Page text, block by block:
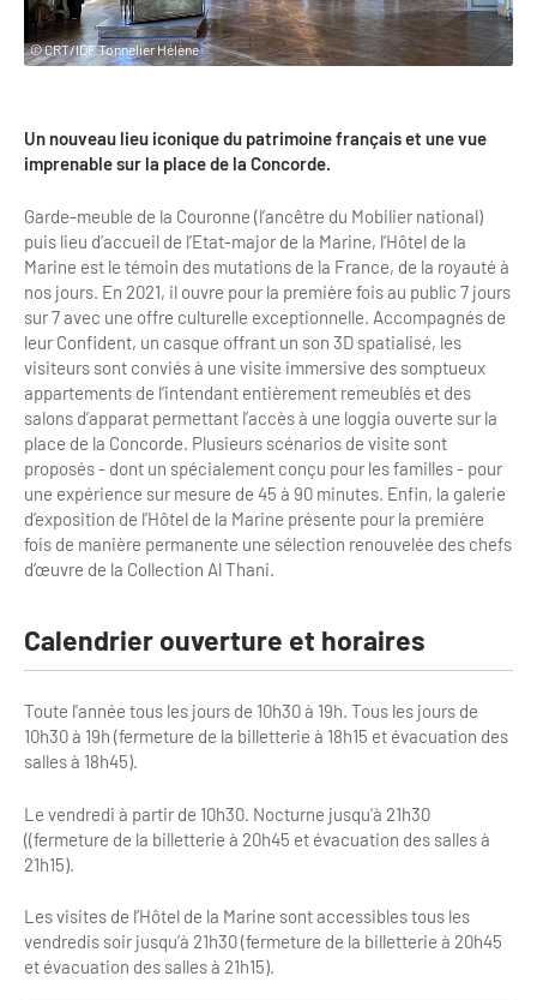
Clientèles lointaines
Clientèles spécifiques
Etudes thématiques
Dispositifs d'enquêtes
Chiffres Annuels
Chiffres clés de la destination
Repères annuel
La liste des OT d'Île-de-France
APIDAE
Formations
Mode d'emploi formations
Formations inter-filières
Formations OT
Ateliers
Matinales
Webinaires
E-learning
Bilan des actions de professionnalisation
Besoins et attentes des visiteurs
Améliorer la qualité
Partage d'expériences professionnelles
Labels, Certifications et Normes
Accessibilité
Tourisme & Handicap
Se former et s'informer à l'Accessibilité
Restaurants impressionnistes
Offre de la destination
Activités
Musée - Monuments - Châteaux
Croisiéristes/Bateaux
Parcs d’attractions et animaliers
Cabarets et casino
Expériences et visites
Grands magasins et outlets
Golfs
Logistique
Agences Réceptives et évènementielles
Guides et interprètes
Services, Wifi, cartes
Destination Groupes
© CRT/IDF Tonnelier Hélène
Un nouveau lieu iconique du patrimoine français et une vue
imprenable sur la place de la Concorde.
Garde-meuble de la Couronne (l’ancêtre du Mobilier national)
puis lieu d’accueil de l’Etat-major de la Marine, l’Hôtel de la
Marine est le témoin des mutations de la France, de la royauté à
nos jours. En 2021, il ouvre pour la première fois au public 7 jours
sur 7 avec une offre culturelle exceptionnelle. Accompagnés de
leur Confident, un casque offrant un son 3D spatialisé, les
visiteurs sont conviés à une visite immersive des somptueux
appartements de l’intendant entièrement remeublés et des
salons d’apparat permettant l’accès à une loggia ouverte sur la
place de la Concorde. Plusieurs scénarios de visite sont
proposés - dont un spécialement conçu pour les familles - pour
une expérience sur mesure de 45 à 90 minutes. Enfin, la galerie
d’exposition de l’Hôtel de la Marine présente pour la première
fois de manière permanente une sélection renouvelée des chefs
d’œuvre de la Collection Al Thani.
Calendrier ouverture et horaires
Toute l'année tous les jours de 10h30 à 19h. Tous les jours de
10h30 à 19h (fermeture de la billetterie à 18h15 et évacuation des
salles à 18h45).
Le vendredi à partir de 10h30. Nocturne jusqu'à 21h30
((fermeture de la billetterie à 20h45 et évacuation des salles à
21h15).
Les visites de l’Hôtel de la Marine sont accessibles tous les
vendredis soir jusqu’à 21h30 (fermeture de la billetterie à 20h45
et évacuation des salles à 21h15).